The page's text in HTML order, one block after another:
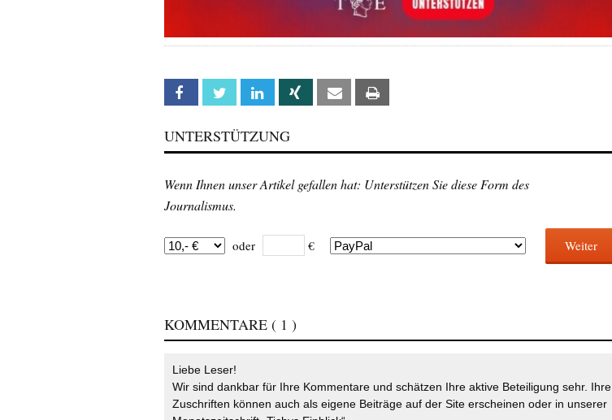
Facebook Twitter Linkedin Xing Email
UNTERSTÜTZUNG
Wenn Ihnen unser Artikel gefallen hat: Unterstützen Sie diese Form des
Journalismus.
oder € Weiter
KOMMENTARE ( 1 )
Liebe Leser!
Wir sind dankbar für Ihre Kommentare und schätzen Ihre aktive Beteiligung sehr. Ihre
Zuschriften können auch als eigene Beiträge auf der Site erscheinen oder in unserer